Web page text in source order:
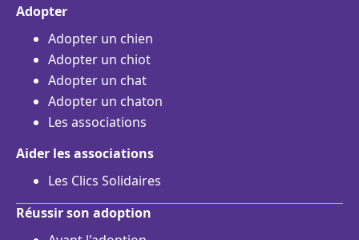
Adopter
Adopter un chien
Adopter un chiot
Adopter un chat
Adopter un chaton
Les associations
Aider les associations
Les Clics Solidaires
Réussir son adoption